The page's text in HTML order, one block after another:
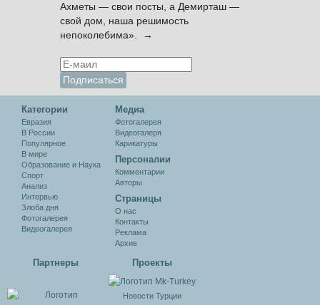
Ахметы — свои посты, а Демирташ —
свой дом, наша решимость
непоколебима». →
Категории
Евразия
В России
Популярное
В мире
Образование и Наука
Спорт
Анализ
Интервью
Злоба дня
Фотогалерея
Видеогалерея
Медиа
Фотогалерея
Видеогалеря
Карикатуры
Персоналии
Комментарии
Авторы
Cтраницы
О нас
Контакты
Реклама
Архив
Партнеры Проекты
Новости Турции